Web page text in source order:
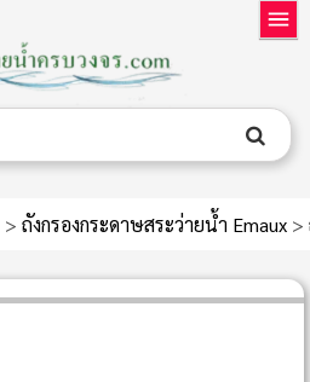
> ถังกรองกระดาษสระว่ายน้ำ Emaux >